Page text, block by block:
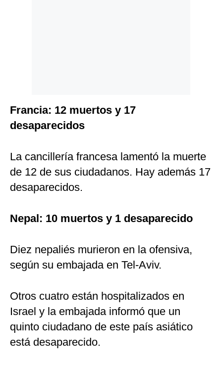
Francia: 12 muertos y 17
desaparecidos
La cancillería francesa lamentó la muerte
de 12 de sus ciudadanos. Hay además 17
desaparecidos.
Nepal: 10 muertos y 1 desaparecido
Diez nepaliés murieron en la ofensiva,
según su embajada en Tel-Aviv.
Otros cuatro están hospitalizados en
Israel y la embajada informó que un
quinto ciudadano de este país asiático
está desaparecido.